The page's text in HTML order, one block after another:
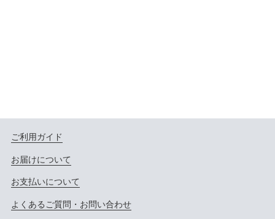
ご利用ガイド
お届けについて
お支払いについて
よくあるご質問・お問い合わせ